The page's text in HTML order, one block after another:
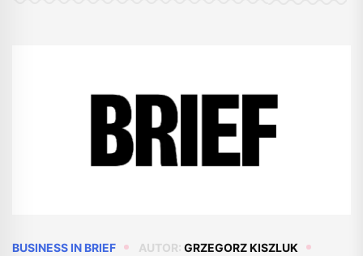
BUSINESS IN BRIEF AUTOR: GRZEGORZ KISZLUK